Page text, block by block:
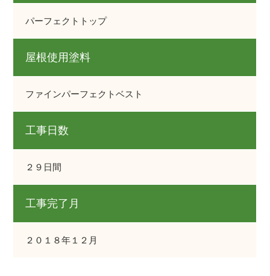
パーフェクトトップ
屋根使用塗料
ファインパーフェクトベスト
工事日数
２９日間
工事完了月
２０１８年１２月